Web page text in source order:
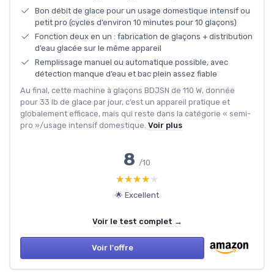
Bon débit de glace pour un usage domestique intensif ou
petit pro (cycles d’environ 10 minutes pour 10 glaçons)
Fonction deux en un : fabrication de glaçons + distribution
d’eau glacée sur le même appareil
Remplissage manuel ou automatique possible, avec
détection manque d’eau et bac plein assez fiable
Au final, cette machine à glaçons BDJSN de 110 W, donnée
pour 33 lb de glace par jour, c’est un appareil pratique et
globalement efficace, mais qui reste dans la catégorie « semi-
pro »/usage intensif domestique. Voir plus
8 /10
★★★★★
★★★★★
🌟 Excellent
Voir le test complet →
Voir l'offre